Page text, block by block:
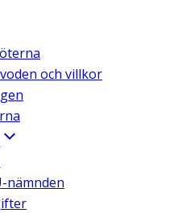
och villkor
nämnden